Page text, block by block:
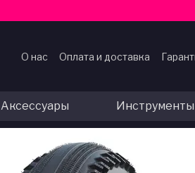
О нас Оплата и доставка
Аксессуары